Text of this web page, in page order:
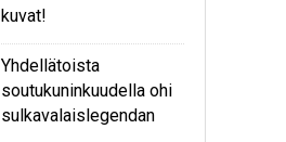
kuvat!
Yhdellätoista
soutukuninkuudella ohi
sulkavalaislegendan